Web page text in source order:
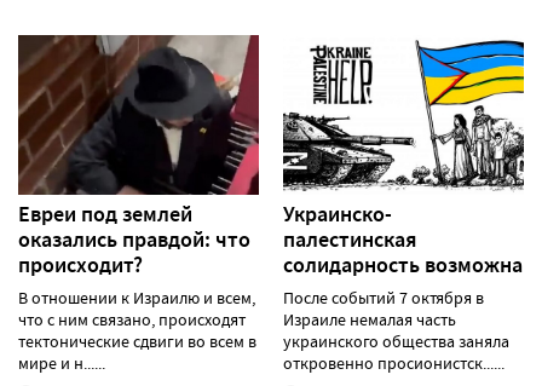
Евреи под землей
оказались правдой: что
происходит?
В отношении к Израилю и всем,
что с ним связано, происходят
тектонические сдвиги во всем в
мире и н......
Украинско-
палестинская
солидарность возможна
После событий 7 октября в
Израиле немалая часть
украинского общества заняла
откровенно просионистск......